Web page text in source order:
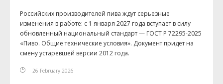
Российских производителей пива ждут серьезные
изменения в работе: с 1 января 2027 года вступает в силу
обновленный национальный стандарт — ГОСТ Р 72295-2025
«Пиво. Общие технические условия». Документ придет на
смену устаревшей версии 2012 года.
26 February 2026